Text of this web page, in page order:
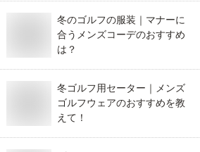
冬のゴルフの服装｜マナーに
合うメンズコーデのおすすめ
は？
冬ゴルフ用セーター｜メンズ
ゴルフウェアのおすすめを教
えて！